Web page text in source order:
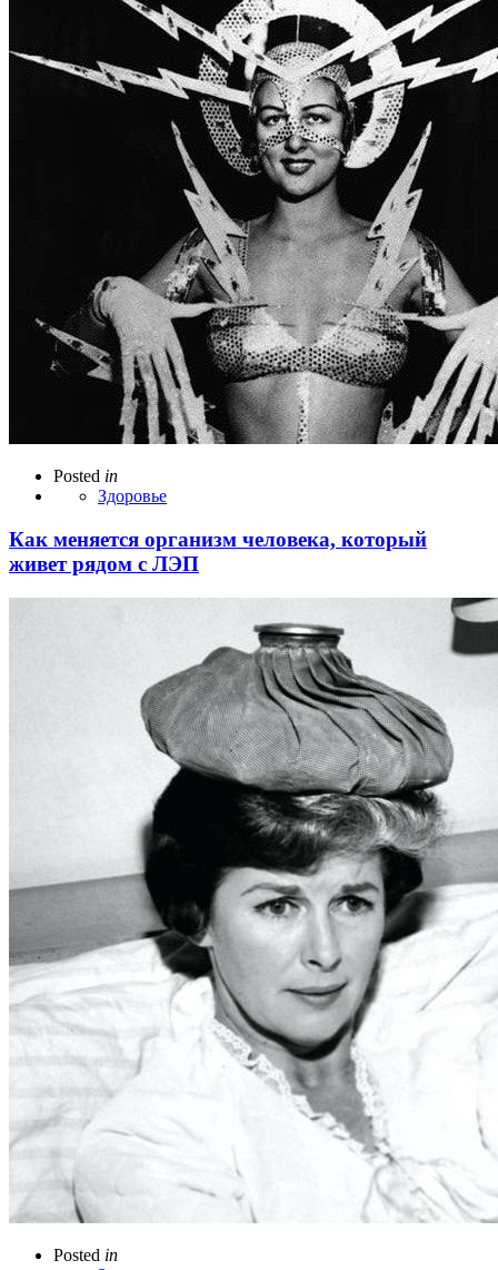
Posted in
Здоровье
Как меняется организм человека, который
живет рядом с ЛЭП
Posted in